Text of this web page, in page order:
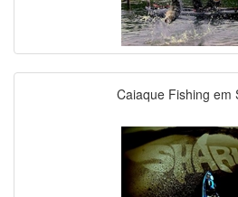
Caiaque Fishing em